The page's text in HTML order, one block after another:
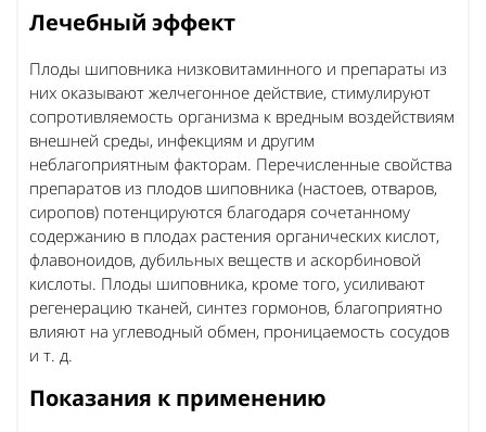
Лечебный эффект
Плоды шиповника низковитаминного и препараты из
них оказывают желчегонное действие, стимулируют
сопротивляемость организма к вредным воздействиям
внешней среды, инфекциям и другим
неблагоприятным факторам. Перечисленные свойства
препаратов из плодов шиповника (настоев, отваров,
сиропов) потенцируются благодаря сочетанному
содержанию в плодах растения органических кислот,
флавоноидов, дубильных веществ и аскорбиновой
кислоты. Плоды шиповника, кроме того, усиливают
регенерацию тканей, синтез гормонов, благоприятно
влияют на углеводный обмен, проницаемость сосудов
и т. д.
Показания к применению